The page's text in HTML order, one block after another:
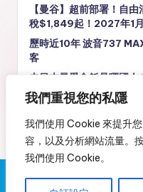
我們重視您的私隱
我們使用 Cookie 來提升
容，以及分析網站流量。
我們使用 Cookie。
【曼谷】超前部署！自
稅$1,849起！2027年1
歷時近10年 波音737
客
去日本最愛食飯是哪國
【曼徹斯特】探親抵飛！
Copyright 2026 —又飛